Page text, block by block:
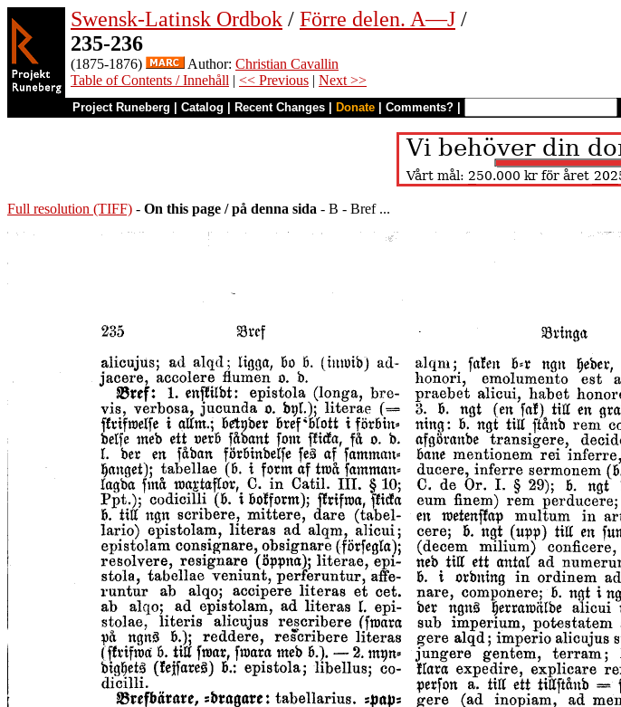
Swensk-Latinsk Ordbok / Förre delen. A—J /
235-236
(1875-1876) Author: Christian Cavallin
Table of Contents / Innehåll | << Previous | Next >>
Project Runeberg Catalog Recent Changes Donate Comments?
Full resolution (TIFF) - On this page / på denna sida - B - Bref ...